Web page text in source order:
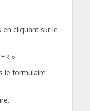
en cliquant sur le
»
le formulaire